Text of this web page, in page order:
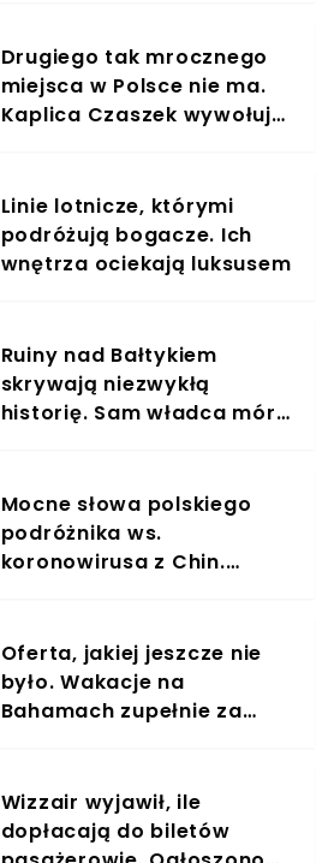
Drugiego tak mrocznego
miejsca w Polsce nie ma.
Kaplica Czaszek wywołuje
Linie lotnicze, którymi
podróżują bogacze. Ich
wnętrza ociekają luksusem
Ruiny nad Bałtykiem
skrywają niezwykłą
historię. Sam władca mórz
Mocne słowa polskiego
podróżnika ws.
koronowirusa z Chin.
Oferta, jakiej jeszcze nie
było. Wakacje na
Bahamach zupełnie za
Wizzair wyjawił, ile
dopłacają do biletów